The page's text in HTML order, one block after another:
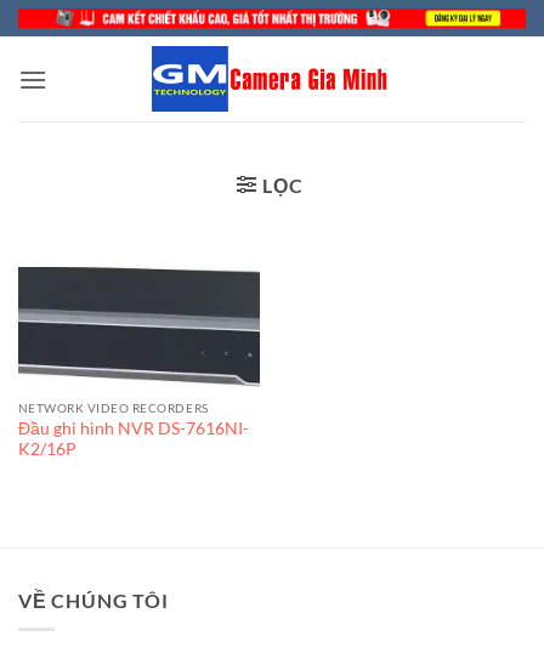
Bỏ
qua
nội
LỌC
NETWORK VIDEO RECORDERS
Đầu ghi hình NVR DS-7616NI-
K2/16P
VỀ CHÚNG TÔI